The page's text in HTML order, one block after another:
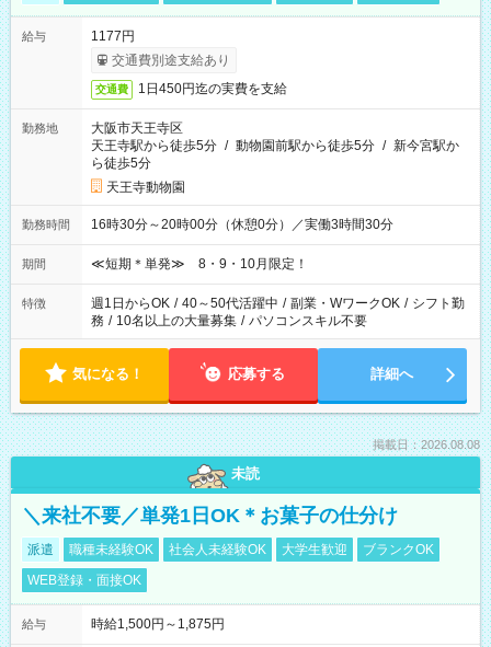
給与
1177円
交通費別途支給あり
交通費 1日450円迄の実費を支給
勤務地
大阪市天王寺区
天王寺駅から徒歩5分 / 動物園前駅から徒歩5分 / 新今宮駅か
ら徒歩5分
天王寺動物園
勤務時間 16時30分～20時00分（休憩0分）／実働3時間30分
期間 ≪短期＊単発≫ 8・9・10月限定！
特徴 週1日からOK / 40～50代活躍中 / 副業・WワークOK / シフト勤
務 / 10名以上の大量募集 / パソコンスキル不要
気になる！ 応募する 詳細へ
掲載日：2026.08.08
未読
＼来社不要／単発1日OK＊お菓子の仕分け
派遣 職種未経験OK 社会人未経験OK 大学生歓迎
ブランクOK
WEB登録・面接OK
給与 時給1,500円～1,875円